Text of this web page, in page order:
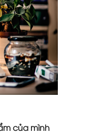
của mình